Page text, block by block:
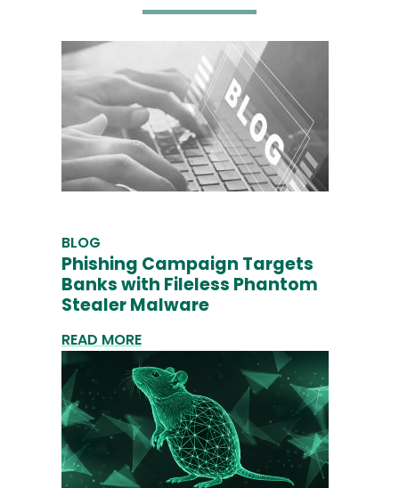
BLOG
Phishing Campaign Targets
Banks with Fileless Phantom
Stealer Malware
READ MORE